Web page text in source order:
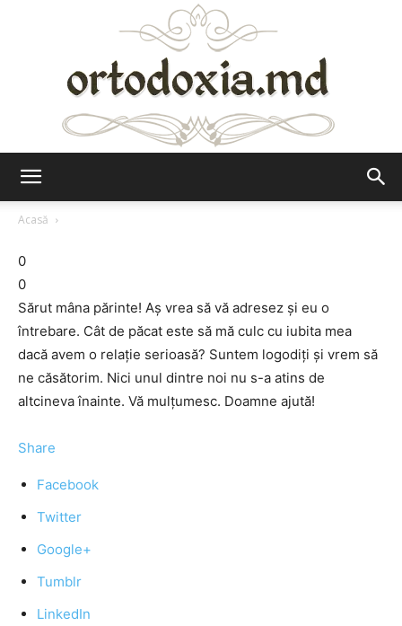
Acasă
0
0
Sărut mâna părinte! Aş vrea să vă adresez şi eu o
întrebare. Cât de păcat este să mă culc cu iubita mea
dacă avem o relaţie serioasă? Suntem logodiţi şi vrem să
ne căsătorim. Nici unul dintre noi nu s-a atins de
altcineva înainte. Vă mulţumesc. Doamne ajută!
Share
Facebook
Twitter
Google+
Tumblr
LinkedIn